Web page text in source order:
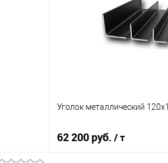
Купить в 1 клик
В избранное
Уголок металлический
62 200 руб. / т